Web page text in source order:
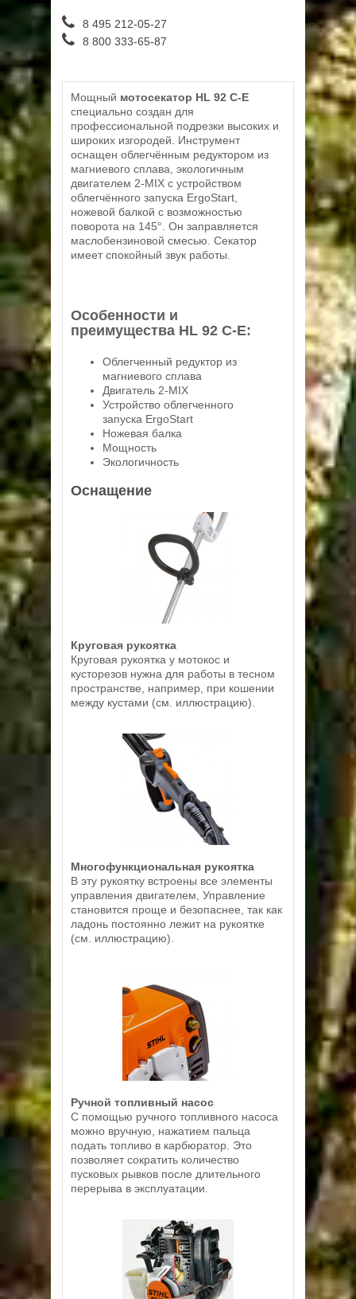
8 495 212-05-27
8 800 333-65-87
Мощный мотосекатор HL 92 C-E
cпециально создан для
профессиональной подрезки высоких и
широких изгородей. Инструмент
оснащен облегчённым редуктором из
магниевого сплава, экологичным
двигателем 2-MIX с устройством
облегчённого запуска ErgoStart,
ножевой балкой с возможностью
поворота на 145°. Он заправляется
маслобензиновой смесью. Секатор
имеет спокойный звук работы.
Особенности и
преимущества HL 92 C-E:
Облегченный редуктор из
магниевого сплава
Двигатель 2-MIX
Устройство облегченного
запуска ErgoStart
Ножевая балка
Мощность
Экологичность
Оснащение
Круговая рукоятка
Круговая рукоятка у мотокос и
кусторезов нужна для работы в тесном
пространстве, например, при кошении
между кустами (см. иллюстрацию).
Многофункциональная рукоятка
В эту рукоятку встроены все элементы
управления двигателем, Управление
становится проще и безопаснее, так как
ладонь постоянно лежит на рукоятке
(см. иллюстрацию).
Ручной топливный насос
С помощью ручного топливного насоса
можно вручную, нажатием пальца
подать топливо в карбюратор. Это
позволяет сократить количество
пусковых рывков после длительного
перерыва в эксплуатации.